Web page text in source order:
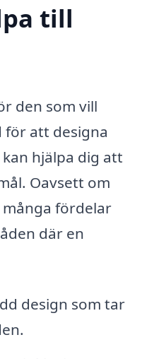
till
den som vill
för att designa
hjälpa dig att
Oavsett om
fördelar
där en
design som tar